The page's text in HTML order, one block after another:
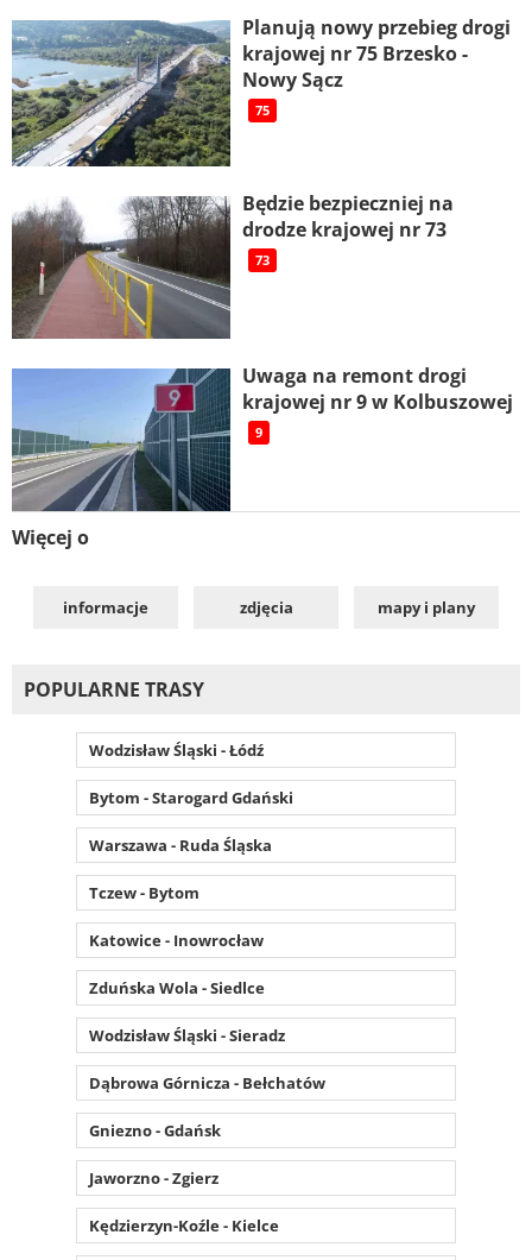
Planują nowy przebieg drogi
krajowej nr 75 Brzesko -
Nowy Sącz
75
Będzie bezpieczniej na
drodze krajowej nr 73
73
Uwaga na remont drogi
krajowej nr 9 w Kolbuszowej
9
Więcej o
informacje zdjęcia mapy i plany
POPULARNE TRASY
Wodzisław Śląski - Łódź
Bytom - Starogard Gdański
Warszawa - Ruda Śląska
Tczew - Bytom
Katowice - Inowrocław
Zduńska Wola - Siedlce
Wodzisław Śląski - Sieradz
Dąbrowa Górnicza - Bełchatów
Gniezno - Gdańsk
Jaworzno - Zgierz
Kędzierzyn-Koźle - Kielce